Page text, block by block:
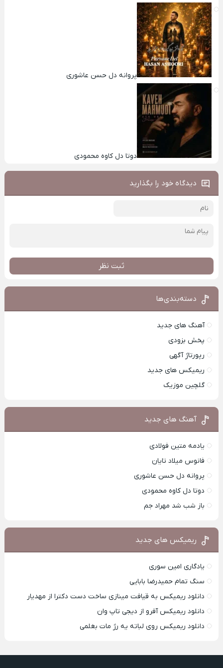
پروانه دل حسن عاشوری
دوتا دل کاوه محمودی
دیدگاه خود را بگذارید
ثبت نظر
دسته‌بندی‌ها
آهنگ های جدید
پخش بزودی
رپورتاژ آگهی
ریمیکس های جدید
گلچین موزیک
آهنگ های جدید
یادمه متین فولادی
فانوس میلاد تایان
پروانه دل حسن عاشوری
دوتا دل کاوه محمودی
باز شب شد مهراد جم
ریمیکس های جدید
یادگاری امین سوری
سنگ تمام حمیدرضا بابایی
دانلود ریمیکس به قیافت مینازی ساخت دست دکترا از مهدیار
دانلود ریمیکس آفرو از ديجی تاپ وان
دانلود ریمیکس روی لباته یه رژ مات بغلمی